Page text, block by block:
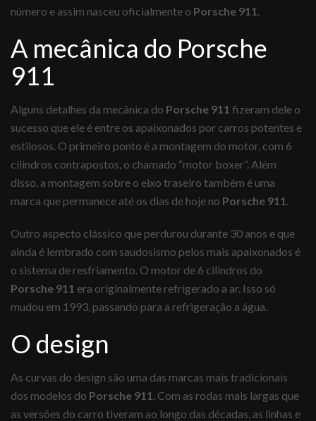
número e assim nasceu oficialmente o Porsche 911
A mecânica do Porsche
911
Alguns detalhes da mecânica do Porsche 911 fizeram dele o
sucesso que ele é entre os apaixonados por carros potentes e
estilosos. O primeiro ponto é a montagem do motor, com 6
cilindros contrapostos, o chamado “motor boxer”. Além
disso, a montagem sobre o eixo traseiro também é uma
marca que permanece até os dias de hoje no Porsche 911
Outro aspecto clássico que perdurou durante 30 anos e que
ainda é lembrado com saudosismo pelos mais apaixonados é
o sistema de resfriamento. O motor de 6 cilindros do
Porsche 911 era originalmente refrigerado a ar. Isso só
mudou em 1993, passando para a refrigeração a água.
O design
As curvas do design são uma das marcas mais tradicionais
dos modelos do Porsche 911 . Com as rodas mais largas que
as versões do carro tiveram ao longo das décadas, as linhas e